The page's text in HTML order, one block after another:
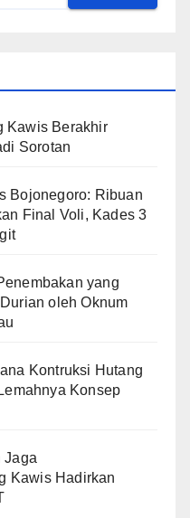
Kawis Berakhir
Sorotan
Bojonegoro: Ribuan
Final Voli, Kades 3
yang
oleh Oknum
Kontruksi Hutang
Konsep
Jaga
Kawis Hadirkan